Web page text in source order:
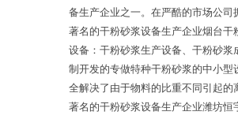
备生产企业之一。在严酷的市场公司
著名的干粉砂浆设备生产企业烟台
设备：干粉砂浆生产设备、干粉砂
制开发的专做特种干粉砂浆的中小
全解决了由于物料的比重不同引起的
著名的干粉砂浆设备生产企业潍坊